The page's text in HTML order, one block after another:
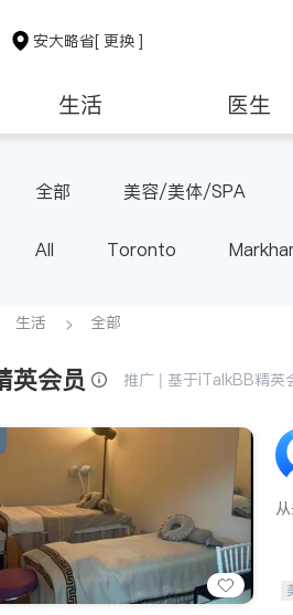
安大略省[ 更换 ]
生活 医生
全部 美容/美体/SPA
All Toronto
Aurora
生活 全部
英会员 推广 | 基于iTalkBB精英